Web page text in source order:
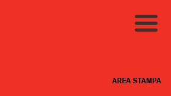
AREA STAMPA